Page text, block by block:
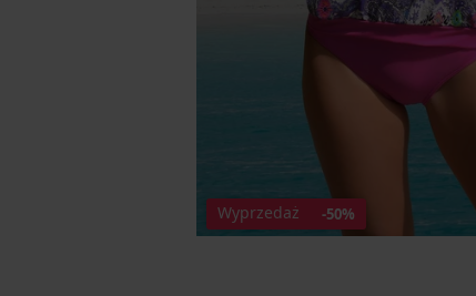
Wyprzedaż -50%